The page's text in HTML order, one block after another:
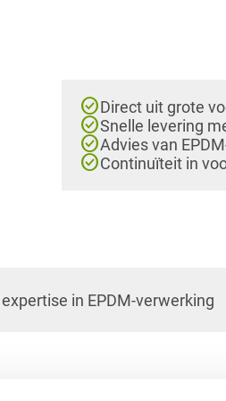
check_circleDirect uit grote
check_circleSnelle levering
check_circleAdvies van
check_circleContinuïteit in
in EPDM-verwerking